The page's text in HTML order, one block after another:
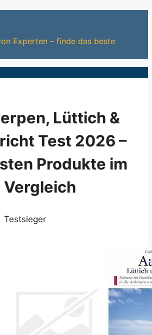
Experten – finde das beste
Lüttich &
Test 2026 –
Produkte im
Vergleich
Testsieger